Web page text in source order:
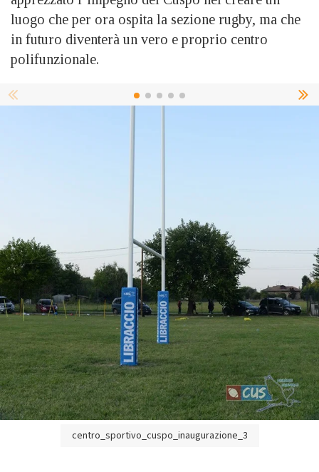
luogo che per ora ospita la sezione rugby, ma che
in futuro diventerà un vero e proprio centro
polifunzionale.
centro_sportivo_cuspo_inaugurazione_3